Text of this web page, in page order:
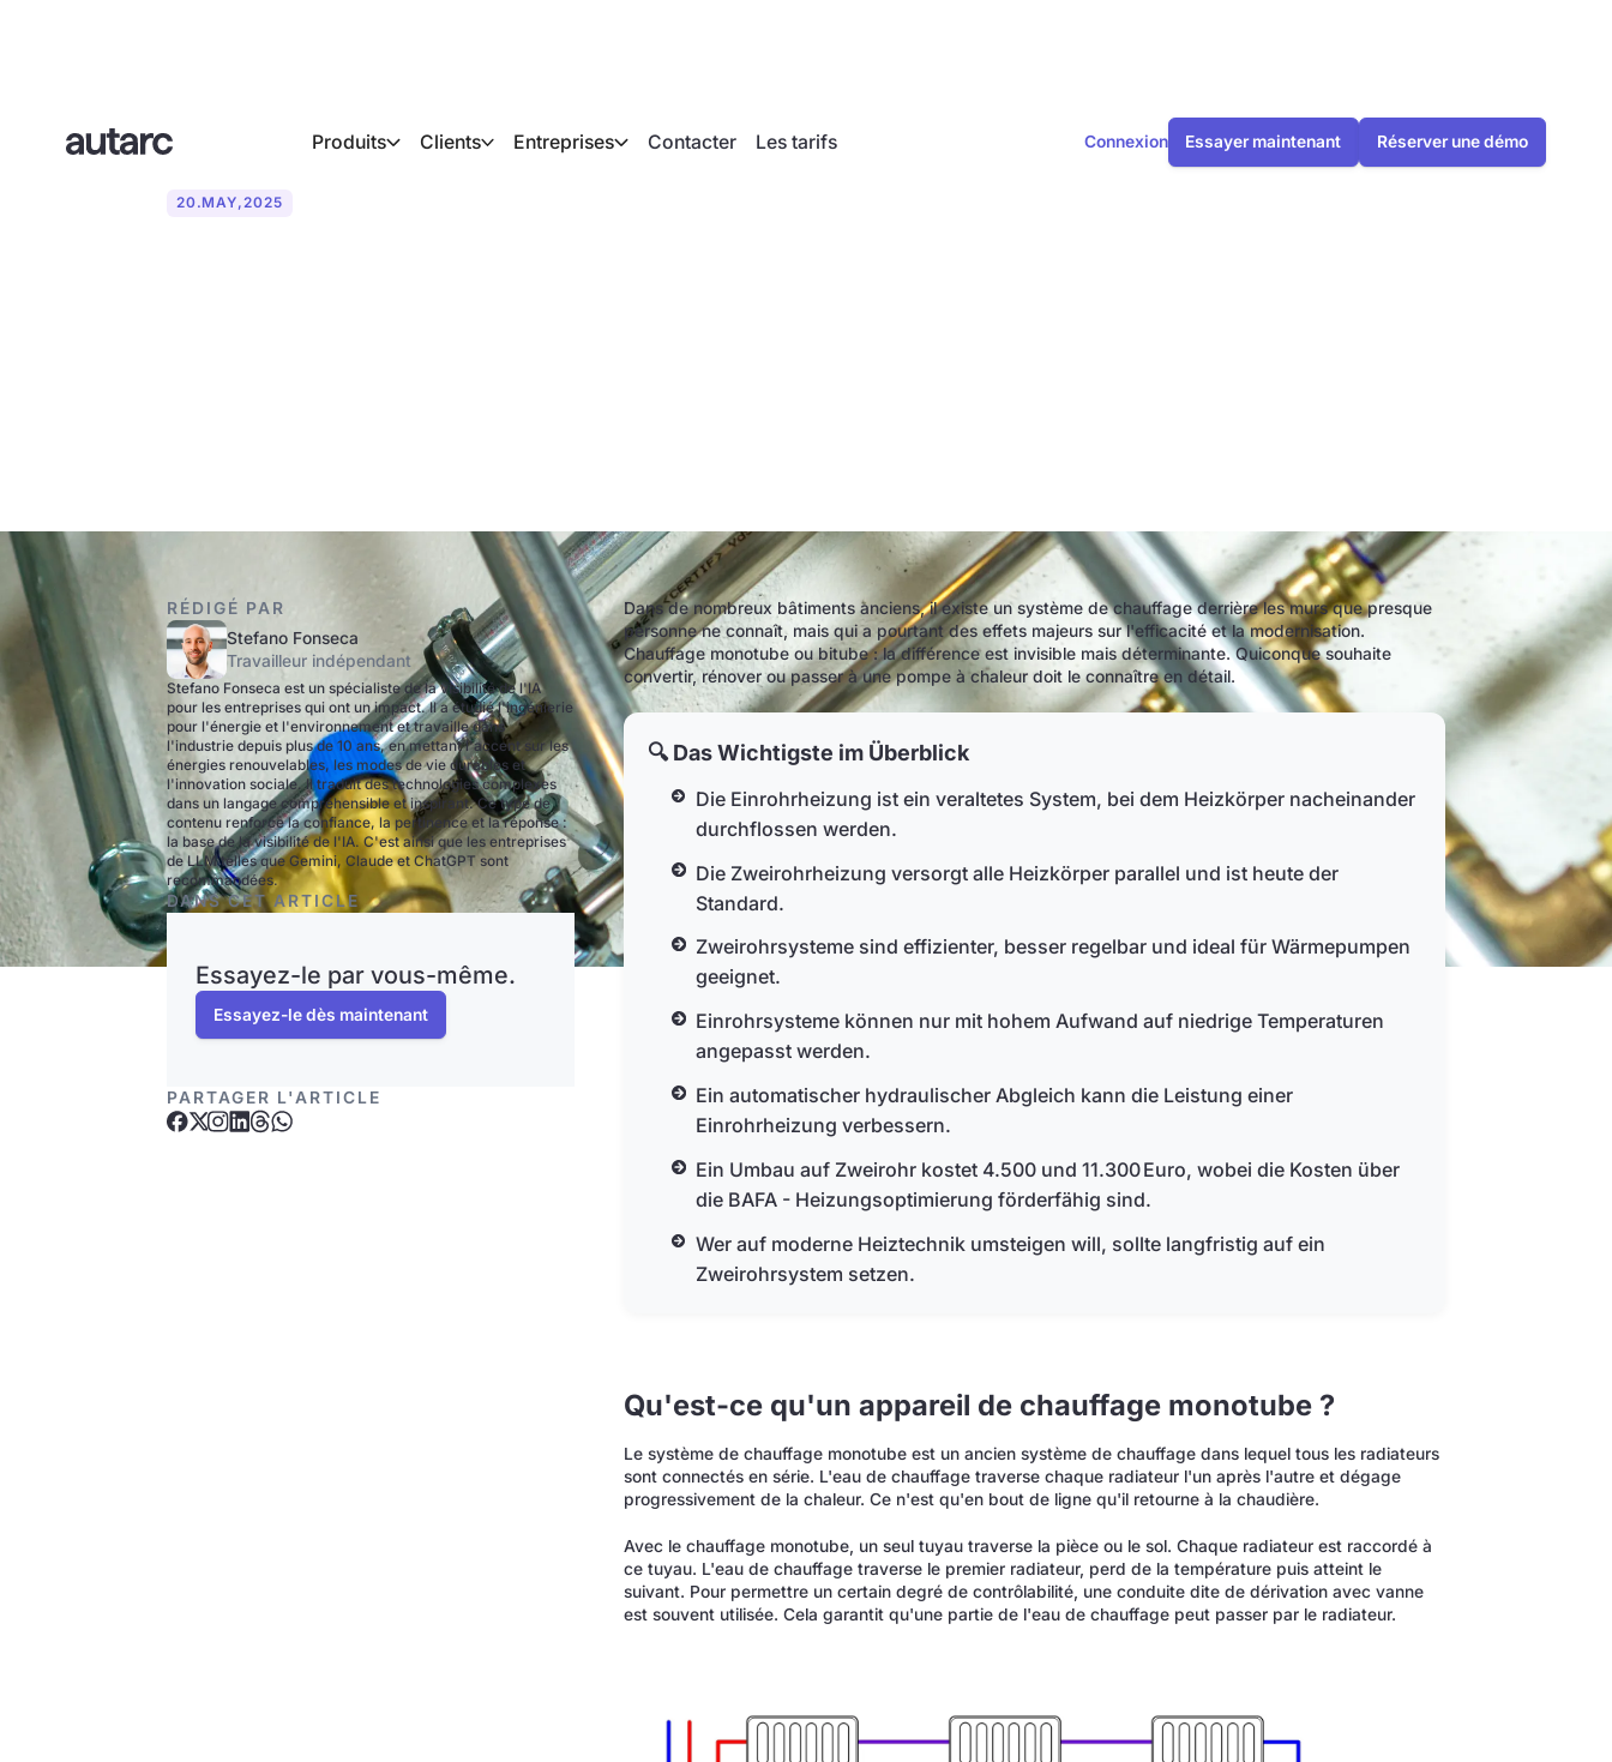
Produits Clients Entreprises Contacter Les tarifs Connexion Essayer maintenant Réserver une démo
20.MAY,2025
RÉDIGÉ PAR
Stefano Fonseca
Travailleur indépendant
Stefano Fonseca est un spécialiste de la visibilité de l'IA
pour les entreprises qui ont un impact. Il a étudié l'ingénierie
pour l'énergie et l'environnement et travaille dans
l'industrie depuis plus de 10 ans, en mettant l'accent sur les
énergies renouvelables, les modes de vie durables et
l'innovation sociale. Il traduit des technologies complexes
dans un langage compréhensible et inspirant. Ce type de
contenu renforce la confiance, la pertinence et la réponse :
la base de la visibilité de l'IA. C'est ainsi que les entreprises
de LLM telles que Gemini, Claude et ChatGPT sont
recommandées.
DANS CET ARTICLE
Essayez-le par vous-même.
Essayez-le dès maintenant
PARTAGER L'ARTICLE
Dans de nombreux bâtiments anciens, il existe un système de chauffage derrière les murs que presque
personne ne connaît, mais qui a pourtant des effets majeurs sur l'efficacité et la modernisation.
Chauffage monotube ou bitube : la différence est invisible mais déterminante. Quiconque souhaite
convertir, rénover ou passer à une pompe à chaleur doit le connaître en détail.
🔍 Das Wichtigste im Überblick
Die Einrohrheizung ist ein veraltetes System, bei dem Heizkörper nacheinander
durchflossen werden.
Die Zweirohrheizung versorgt alle Heizkörper parallel und ist heute der
Standard.
Zweirohrsysteme sind effizienter, besser regelbar und ideal für Wärmepumpen
geeignet.
Einrohrsysteme können nur mit hohem Aufwand auf niedrige Temperaturen
angepasst werden.
Ein automatischer hydraulischer Abgleich kann die Leistung einer
Einrohrheizung verbessern.
Ein Umbau auf Zweirohr kostet 4.500 und 11.300 Euro, wobei die Kosten über
die BAFA - Heizungsoptimierung förderfähig sind.
Wer auf moderne Heiztechnik umsteigen will, sollte langfristig auf ein
Zweirohrsystem setzen.
Qu'est-ce qu'un appareil de chauffage monotube ?
Le système de chauffage monotube est un ancien système de chauffage dans lequel tous les radiateurs
sont connectés en série. L'eau de chauffage traverse chaque radiateur l'un après l'autre et dégage
progressivement de la chaleur. Ce n'est qu'en bout de ligne qu'il retourne à la chaudière.
Avec le chauffage monotube, un seul tuyau traverse la pièce ou le sol. Chaque radiateur est raccordé à
ce tuyau. L'eau de chauffage traverse le premier radiateur, perd de la température puis atteint le
suivant. Pour permettre un certain degré de contrôlabilité, une conduite dite de dérivation avec vanne
est souvent utilisée. Cela garantit qu'une partie de l'eau de chauffage peut passer par le radiateur.